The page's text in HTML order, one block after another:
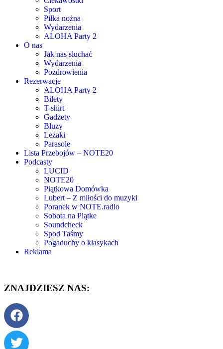
Sport
Piłka nożna
Wydarzenia
ALOHA Party 2
O nas
Jak nas słuchać
Wydarzenia
Pozdrowienia
Rezerwacje
ALOHA Party 2
Bilety
T-shirt
Gadżety
Bluzy
Leżaki
Parasole
Lista Przebojów – NOTE20
Podcasty
LUCID
NOTE20
Piątkowa Domówka
Lubert – Z miłości do muzyki
Poranek w NOTE.radio
Sobota na Piątke
Soundcheck
Spod Taśmy
Pogaduchy o klasykach
Reklama
ZNAJDZIESZ NAS: